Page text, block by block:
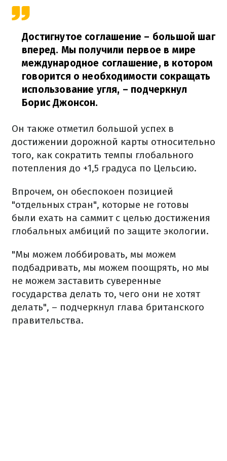
Достигнутое соглашение – большой шаг
вперед. Мы получили первое в мире
международное соглашение, в котором
говорится о необходимости сокращать
использование угля, – подчеркнул
Борис Джонсон.
Он также отметил большой успех в
достижении дорожной карты относительно
того, как сократить темпы глобального
потепления до +1,5 градуса по Цельсию.
Впрочем, он обеспокоен позицией
"отдельных стран", которые не готовы
были ехать на саммит с целью достижения
глобальных амбиций по защите экологии.
"Мы можем лоббировать, мы можем
подбадривать, мы можем поощрять, но мы
не можем заставить суверенные
государства делать то, чего они не хотят
делать", – подчеркнул глава британского
правительства.